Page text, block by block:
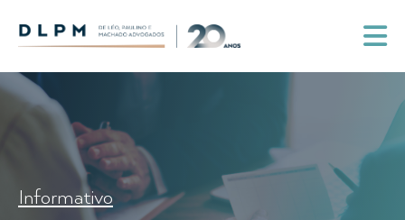
Informativo